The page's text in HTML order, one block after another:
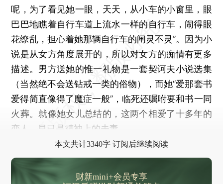
呢，为了看见她一眼，天天，从小车的小窗里，眼
巴巴地瞧着自行车道上流水一样的自行车，闹得眼
花缭乱，担心着她那辆自行车的闸灵不灵”。因为小
说是从女方角度展开的，所以对女方的痴情有更多
描述。男方送她的惟一礼物是一套契诃夫小说选集
（当然绝不会送钻戒一类的俗物），而她“爱那套书
爱得简直像得了魔症一般”，临死还嘱咐要和书一同
火葬。就像她女儿总结的，这两个相爱了十多年的
恋人，早已是精神上的夫妻。
本文共计3340字 订阅后继续阅读
财新mini+会员专享